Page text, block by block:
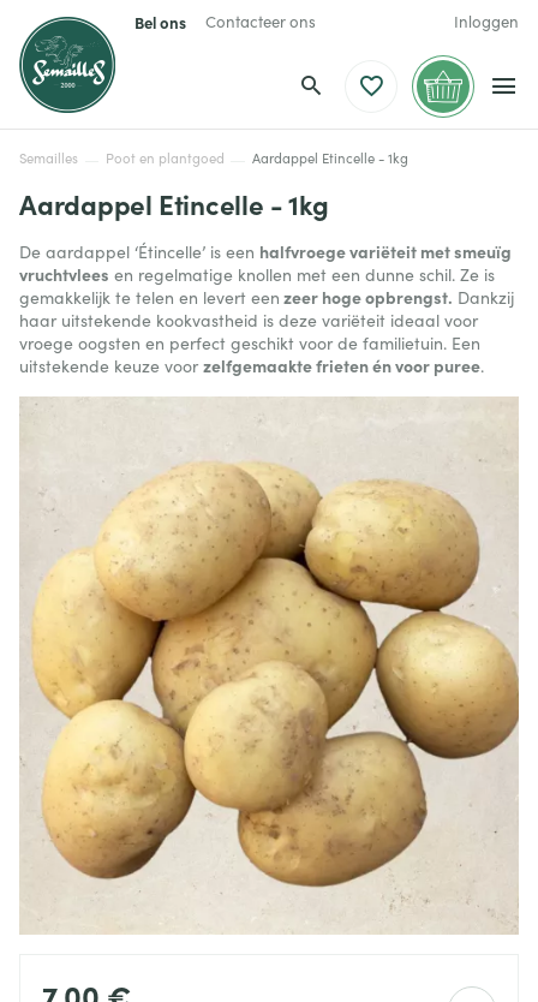
Bel ons Contacteer ons Inloggen
Semailles Poot en plantgoed Aardappel Etincelle - 1kg
Aardappel Etincelle - 1kg
De aardappel ‘Étincelle’ is een halfvroege variëteit met smeuïg
vruchtvlees en regelmatige knollen met een dunne schil. Ze is
gemakkelijk te telen en levert een zeer hoge opbrengst. Dankzij
haar uitstekende kookvastheid is deze variëteit ideaal voor
vroege oogsten en perfect geschikt voor de familietuin. Een
uitstekende keuze voor zelfgemaakte frieten én voor puree.